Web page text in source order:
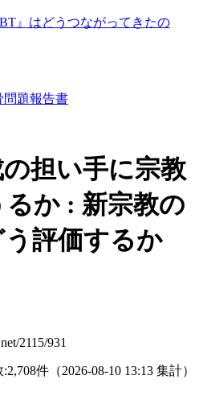
』はどうつながってきたの
問題報告書
担い手に宗教
か : 新宗教の
う評価するか
2115/931
:2,708件 （2026-08-10 13:13 集計）